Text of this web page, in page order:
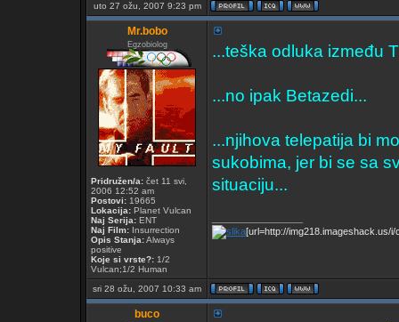
uto 27 ožu, 2007 9:23 pm
Mr.bobo
Egzobiolog
Pridružen/a: čet 11 svi,
2006 12:52 am
Postovi: 19665
Lokacija: Planet Vulcan
Naj Serija: ENT
Naj Film: Insurrection
Opis Stanja:Always
positive
Koje si vrste?: 1/2
Vulcan;1/2 Human
...teška odluka između
...no ipak Betazedi...
...njihova telepatija bi
sukobima, jer bi se sa
situaciju...
[url=http://img218.imageshack.us/i/
sri 28 ožu, 2007 10:33 am
buco